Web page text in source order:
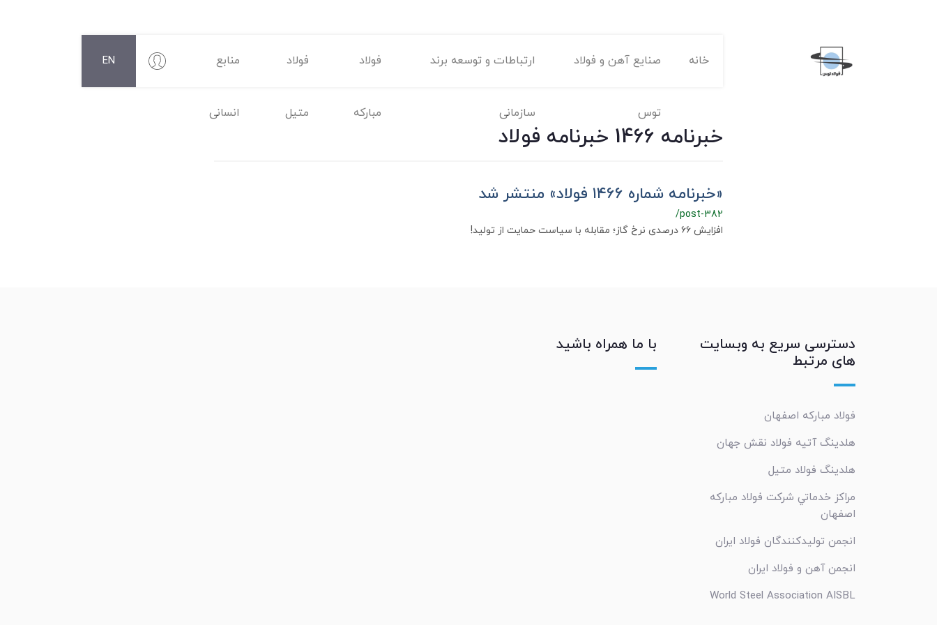
خانه صنایع آهن و فولاد
توس
ارتباطات و توسعه برند
سازمانی
فولاد
مبارکه
فولاد
متیل
منابع
انسانی
EN
خبرنامه 1466 خبرنامه فولاد
«خبرنامه شماره ۱۴۶۶ فولاد» منتشر شد
/post-382
افزایش ۶۶ درصدی نرخ گاز؛ مقابله با سیاست حمایت از تولید!
دسترسی سریع به وبسایت
های مرتبط
فولاد مبارکه اصفهان
هلدینگ آتیه فولاد نقش جهان
هلدینگ فولاد متیل
مراکز خدماتي شرکت فولاد مبارکه
اصفهان
انجمن تولیدکنندگان فولاد ایران
انجمن آهن و فولاد ایران
World Steel Association AISBL
با ما همراه باشید